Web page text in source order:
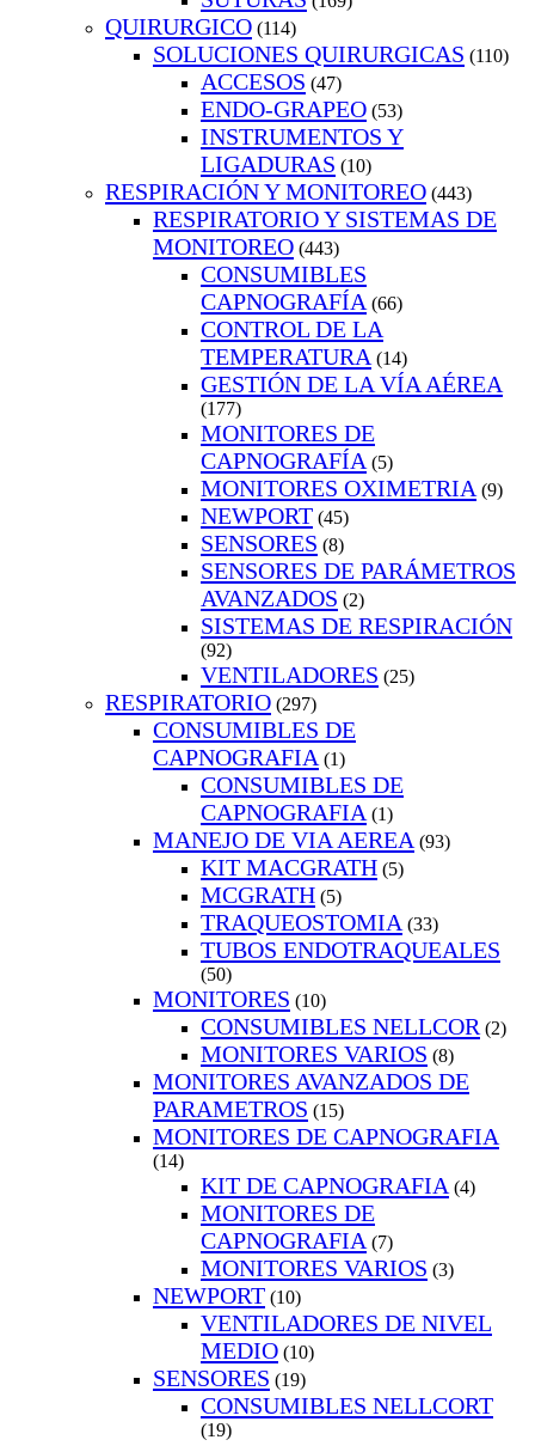
QUIRURGICO (114)
SOLUCIONES QUIRURGICAS (110)
ACCESOS (47)
ENDO-GRAPEO (53)
INSTRUMENTOS Y
LIGADURAS (10)
RESPIRACIÓN Y MONITOREO (443)
RESPIRATORIO Y SISTEMAS DE
MONITOREO (443)
CONSUMIBLES
CAPNOGRAFÍA (66)
CONTROL DE LA
TEMPERATURA (14)
GESTIÓN DE LA VÍA AÉREA
(177)
MONITORES DE
CAPNOGRAFÍA (5)
MONITORES OXIMETRIA (9)
NEWPORT (45)
SENSORES (8)
SENSORES DE PARÁMETROS
AVANZADOS (2)
SISTEMAS DE RESPIRACIÓN
(92)
VENTILADORES (25)
RESPIRATORIO (297)
CONSUMIBLES DE
CAPNOGRAFIA (1)
CONSUMIBLES DE
CAPNOGRAFIA (1)
MANEJO DE VIA AEREA (93)
KIT MACGRATH (5)
MCGRATH (5)
TRAQUEOSTOMIA (33)
TUBOS ENDOTRAQUEALES
(50)
MONITORES (10)
CONSUMIBLES NELLCOR (2)
MONITORES VARIOS (8)
MONITORES AVANZADOS DE
PARAMETROS (15)
MONITORES DE CAPNOGRAFIA
(14)
KIT DE CAPNOGRAFIA (4)
MONITORES DE
CAPNOGRAFIA (7)
MONITORES VARIOS (3)
NEWPORT (10)
VENTILADORES DE NIVEL
MEDIO (10)
SENSORES (19)
CONSUMIBLES NELLCORT
(19)